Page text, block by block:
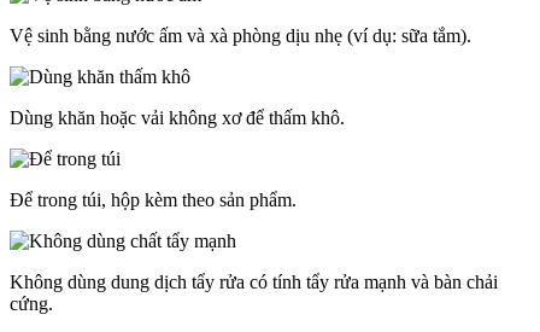
Vệ sinh bằng nước ấm và xà phòng dịu nhẹ (ví dụ: sữa tắm).
Dùng khăn hoặc vải không xơ để thấm khô.
Để trong túi, hộp kèm theo sản phẩm.
Không dùng dung dịch tẩy rửa có tính tẩy rửa mạnh và bàn chải
cứng.